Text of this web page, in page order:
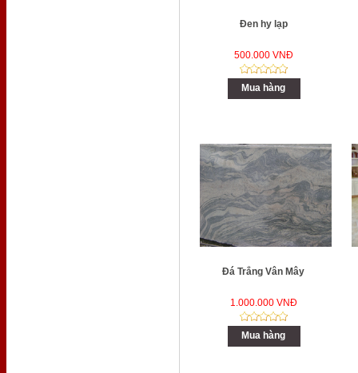
Đen hy lạp
500.000 VNĐ
Mua hàng
Đá Trắng Vân Mây
1.000.000 VNĐ
Mua hàng